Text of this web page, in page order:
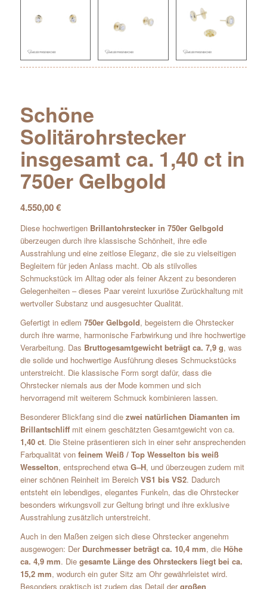
Schöne
Solitärohrstecker
insgesamt ca. 1,40 ct in
750er Gelbgold
4.550,00€
Diese hochwertigen Brillantohrstecker in 750er Gelbgold
überzeugen durch ihre klassische Schönheit, ihre edle
Ausstrahlung und eine zeitlose Eleganz, die sie zu vielseitigen
Begleitern für jeden Anlass macht. Ob als stilvolles
Schmuckstück im Alltag oder als feiner Akzent zu besonderen
Gelegenheiten – dieses Paar vereint luxuriöse Zurückhaltung mit
wertvoller Substanz und ausgesuchter Qualität.
Gefertigt in edlem 750er Gelbgold, begeistern die Ohrstecker
durch ihre warme, harmonische Farbwirkung und ihre hochwertige
Verarbeitung. Das Bruttogesamtgewicht beträgt ca. 7,9 g, was
die solide und hochwertige Ausführung dieses Schmuckstücks
unterstreicht. Die klassische Form sorgt dafür, dass die
Ohrstecker niemals aus der Mode kommen und sich
hervorragend mit weiterem Schmuck kombinieren lassen.
Besonderer Blickfang sind die zwei natürlichen Diamanten im
Brillantschliffmit einem geschätzten Gesamtgewicht von ca.
1,40 ct. Die Steine präsentieren sich in einer sehr ansprechenden
Farbqualität von feinem Weiß / Top Wesselton bis weiß
Wesselton, entsprechend etwa G–H, und überzeugen zudem mit
einer schönen Reinheit im Bereich VS1 bis VS2. Dadurch
entsteht ein lebendiges, elegantes Funkeln, das die Ohrstecker
besonders wirkungsvoll zur Geltung bringt und ihre exklusive
Ausstrahlung zusätzlich unterstreicht.
Auch in den Maßen zeigen sich diese Ohrstecker angenehm
ausgewogen: Der Durchmesser beträgt ca. 10,4 mm, die Höhe
ca. 4,9 mm. Die gesamte Länge des Ohrsteckers liegt bei ca.
15,2 mm, wodurch ein guter Sitz am Ohr gewährleistet wird.
Besonders praktisch ist zudem das Detail dergroßen